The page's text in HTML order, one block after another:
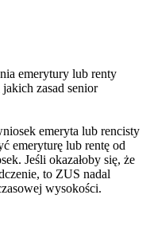
emerytury lub renty
zasad senior
emeryta lub rencisty
emeryturę lub rentę od
Jeśli okazałoby się, że
to ZUS nadal
wysokości.